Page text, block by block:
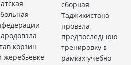
корзин
жеребьевке
сборная
Таджикистана
провела
предпоследнюю
тренировку в
рамках учебно-